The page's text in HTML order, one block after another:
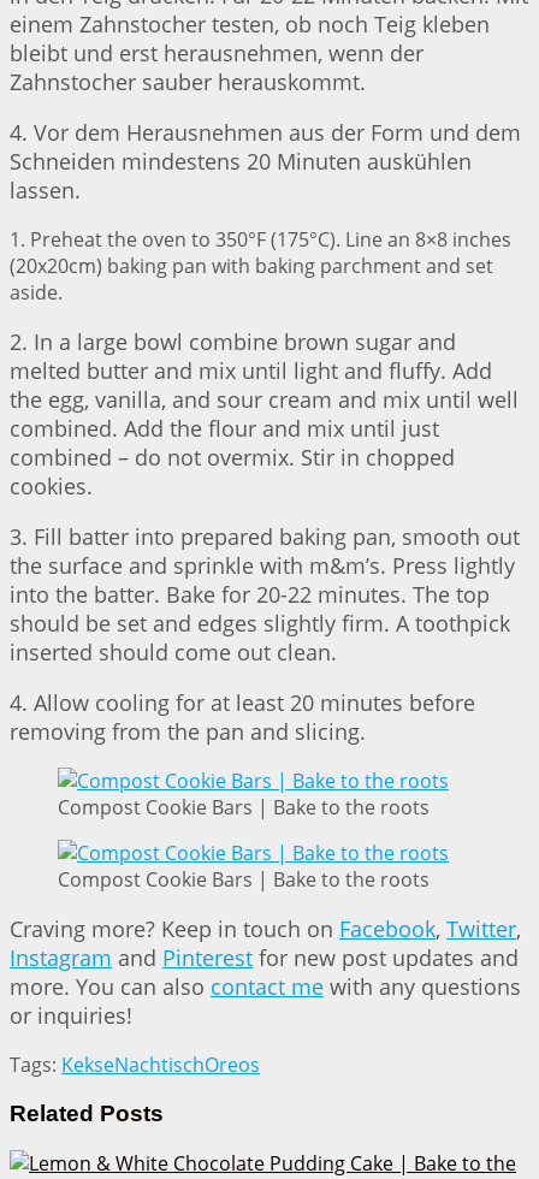
einem Zahnstocher testen, ob noch Teig kleben
bleibt und erst herausnehmen, wenn der
Zahnstocher sauber herauskommt.
4. Vor dem Herausnehmen aus der Form und dem
Schneiden mindestens 20 Minuten auskühlen
lassen.
1. Preheat the oven to 350°F (175°C). Line an 8×8 inches
(20x20cm) baking pan with baking parchment and set
aside.
2. In a large bowl combine brown sugar and
melted butter and mix until light and fluffy. Add
the egg, vanilla, and sour cream and mix until well
combined. Add the flour and mix until just
combined – do not overmix. Stir in chopped
cookies.
3. Fill batter into prepared baking pan, smooth out
the surface and sprinkle with m&m’s. Press lightly
into the batter. Bake for 20-22 minutes. The top
should be set and edges slightly firm. A toothpick
inserted should come out clean.
4. Allow cooling for at least 20 minutes before
removing from the pan and slicing.
Compost Cookie Bars | Bake to the roots
Compost Cookie Bars | Bake to the roots
Craving more? Keep in touch on Facebook, Twitter,
Instagram and Pinterest for new post updates and
more. You can also contact me with any questions
or inquiries!
Tags: KekseNachtischOreos
Related Posts